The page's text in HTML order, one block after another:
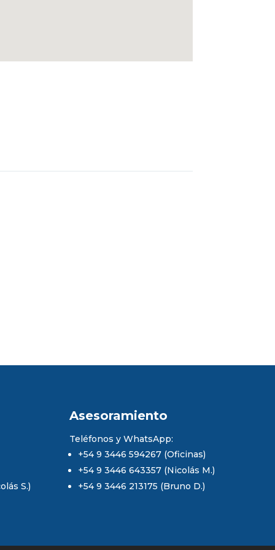
S.)
Asesoramiento
Teléfonos y WhatsApp:
+54 9 3446 594267 (Oficinas)
+54 9 3446 643357 (Nicolás M.)
+54 9 3446 213175 (Bruno D.)